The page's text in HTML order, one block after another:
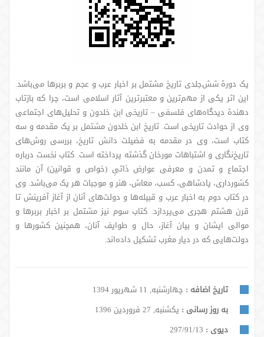
یک دورۀ شش‌جلدی تاریخ مشتمل بر اخبار عرب و عجم و بربرها می‌باشد.
این اثر یکی از مهم‌ترین و معتبرترین آثار اسلامی است، چرا که بازتاب
دهندۀ دیدگاه‌های فلسفی – تاریخی ابن خلدون و تحلیل‌های اجتماعی
وی از حوادث تاریخی است. تاریخ ابن خلدون مشتمل بر یک مقدمه و سه
کتاب است، وی در مقدمه به فضیلت دانش تاریخ، بررسی روش‌های
تاریخ‌نگاری و اشتباهات مورخان گذشته پرداخته است. کتاب نخست درباره
اجتماع و تمدن و معرفی عوارض ذاتیِ (خواص و قوانین) آن مانند
کشورداری، پادشاهی، کسب، معاش، هنر و موجبات هر یک می‌باشد. وی
در کتاب دوم به اخبار عرب و قبیله‌ها و دولت‌های آنان از آغاز آفرینش تا
قرن هشتم هجری می‌پردازد. کتاب سوم نیز مشتمل بر اخبار بربرها و
موالی ایشان و بیان آغاز، حال و طوایف آنان، همچنین کشورها و
دولت‌هایی که در دیار مغرب تشکیل داده‌اند.
تاریخ اضافه : چهارشنبه, 11 شهریور 1394
به روز رسانی : یکشنبه, 27 فروردین 1396
دیوی : 297/91/13